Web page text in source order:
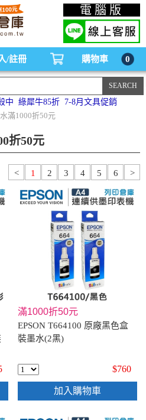
，環保碳粉匣,連續供墨印表機-office24列印
上購物手機版
電腦版
/註冊 購物車 0
中 綠犀牛85折 7-8月文具促銷
滿1000折50元
折50元
< 1 2 3 4 5 6 >
滿1000折50元
EPSON T664100 原廠黑色盒
裝墨水(2黑)
$760
加入購物車